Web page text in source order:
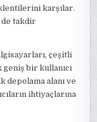
karşılar.
takdir
çeşitli
bir kullanıcı
alanı ve
ihtiyaçlarına